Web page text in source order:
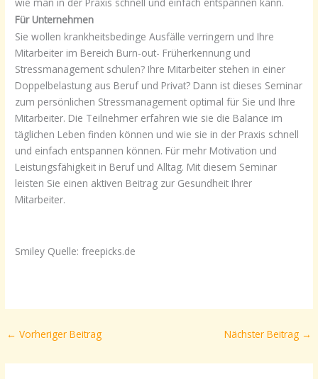
Für Unternehmen
Sie wollen krankheitsbedinge Ausfälle verringern und Ihre
Mitarbeiter im Bereich Burn-out- Früherkennung und
Stressmanagement schulen? Ihre Mitarbeiter stehen in einer
Doppelbelastung aus Beruf und Privat? Dann ist dieses Seminar
zum persönlichen Stressmanagement optimal für Sie und Ihre
Mitarbeiter. Die Teilnehmer erfahren wie sie die Balance im
täglichen Leben finden können und wie sie in der Praxis schnell
und einfach entspannen können. Für mehr Motivation und
Leistungsfähigkeit in Beruf und Alltag. Mit diesem Seminar
leisten Sie einen aktiven Beitrag zur Gesundheit Ihrer
Mitarbeiter.
Smiley Quelle: freepicks.de
← Vorheriger Beitrag Nächster Beitrag →